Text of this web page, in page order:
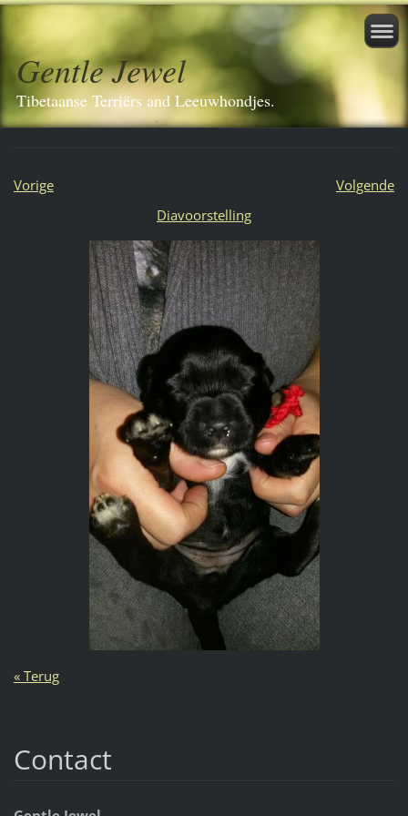
Gentle Jewel
Tibetaanse Terriërs and Leeuwhondjes.
Vorige
Volgende
Diavoorstelling
« Terug
Contact